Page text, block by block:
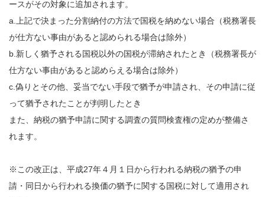
ースがその対象に追加されます。
a.上記で決まった分割納付の方法で国税を納めない場合（税務署長
が仕方ない事由があると認められる場合は除外）
b.新しく猶予される国税以外の国税が滞納されたとき（税務署長が
仕方ない事由があると認めらえる場合は除外）
c.偽りとその他、妥当でない手段で猶予が申請され、その申請に従
って猶予されたことが判明したとき
また、納税の猶予申請に関する調査の質問検査権の定めが整備さ
れます。
※この改正は、平成27年４月１日から行われる納税の猶予の申
請・同日から行われる換価の猶予に関する国税に対して適用され